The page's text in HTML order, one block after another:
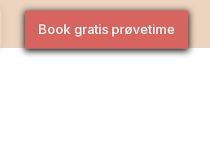
Book gratis prøvetime